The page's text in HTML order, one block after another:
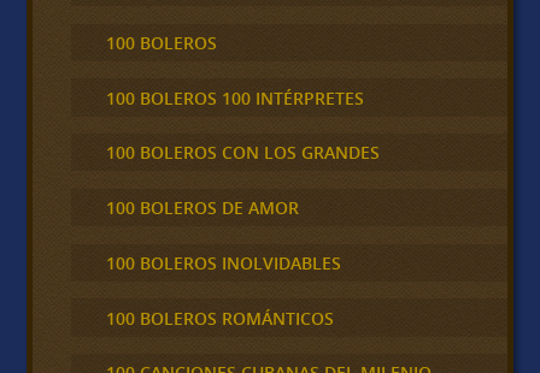
100 BOLEROS
100 BOLEROS 100 INTÉRPRETES
100 BOLEROS CON LOS GRANDES
100 BOLEROS DE AMOR
100 BOLEROS INOLVIDABLES
100 BOLEROS ROMÁNTICOS